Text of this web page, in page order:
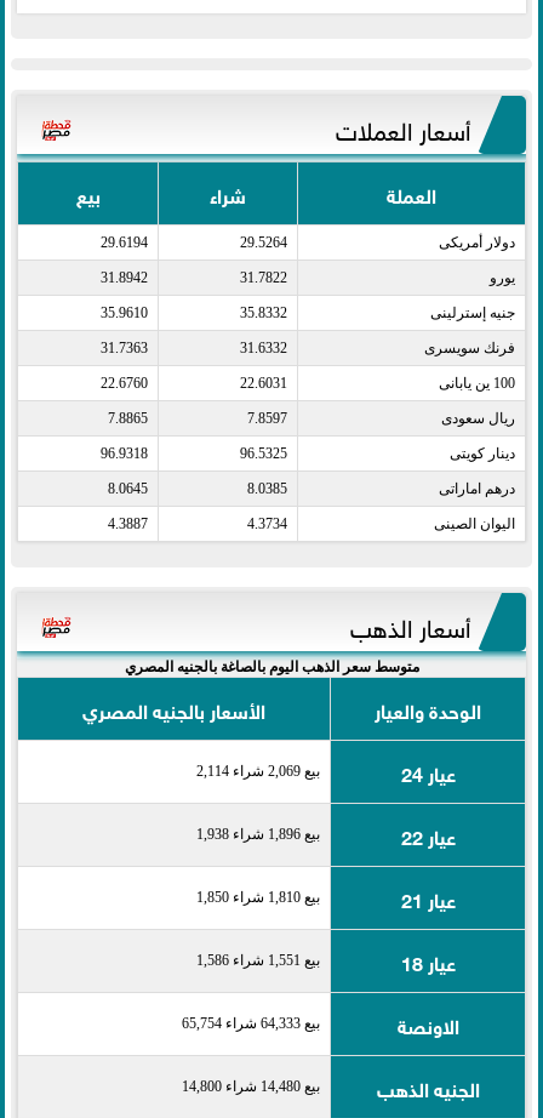
أسعار العملات
العملة شراء بيع
دولار أمريكى​ 29.5264
29.6194
يورو​ 31.7822
31.8942
جنيه إسترلينى​ 35.8332
35.9610
فرنك سويسرى​ 31.6332
31.7363
100 ين يابانى​ 22.6031
22.6760
ريال سعودى​ 7.8597
7.8865
دينار كويتى​ 96.5325
96.9318
درهم اماراتى​ 8.0385
8.0645
اليوان الصينى​ 4.3734
4.3887
أسعار الذهب
متوسط سعر الذهب اليوم بالصاغة بالجنيه المصري
الوحدة والعيار
الأسعار بالجنيه المصري
عيار 24
بيع 2,069 شراء 2,114
عيار 22 بيع 1,896 شراء 1,938
عيار 21 بيع 1,810 شراء 1,850
عيار 18 بيع 1,551 شراء 1,586
الاونصة بيع 64,333 شراء 65,754
الجنيه الذهب بيع 14,480 شراء 14,800